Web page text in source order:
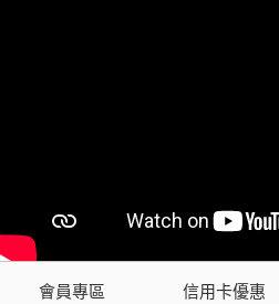
會員專區 信用卡優惠